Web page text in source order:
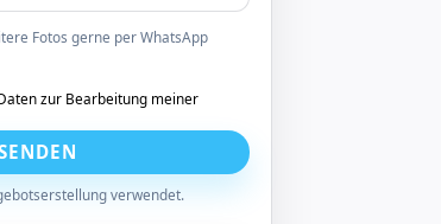
Fotos gerne per WhatsApp
zur Bearbeitung meiner
verwendet.